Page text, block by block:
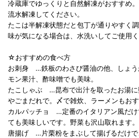
冷蔵庫でゆっくりと自然解凍がおすすめ
流水解凍してください。
たこは半解凍状態だと包丁が通りやすく
味が気になる場合は、水洗いしてご使用く
☆おすすめの食べ方
お刺身 …鉄板のわさび醤油の他、しょう
モン果汁、酢味噌でも美味。
たこしゃぶ …昆布で出汁を取ったお湯に
やごまだれで。〆で雑炊、ラーメンもおす
カルパッチョ …定番のイタリアン風だけ
ても美味しいです。野菜も沢山取れます。
唐揚げ …片栗粉をまぶして揚げるだけで